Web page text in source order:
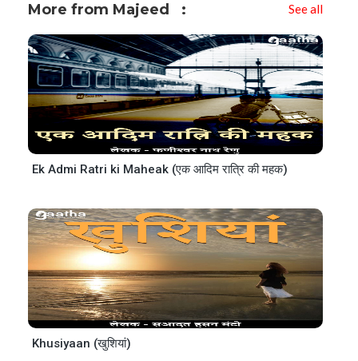
More from Majeed See all
Ek Admi Ratri ki Maheak (एक आदिम रात्रि की महक)
Khusiyaan (खुशियां)